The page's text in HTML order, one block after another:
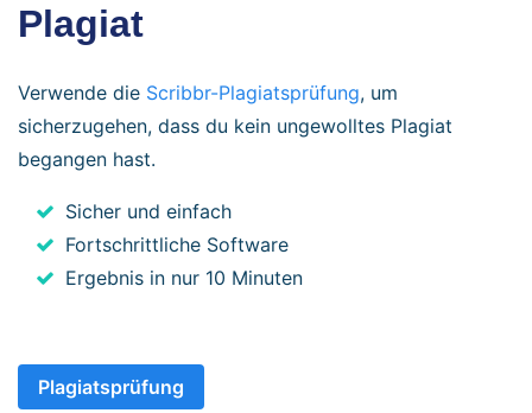
Plagiat
Verwende die Scribbr-Plagiatsprüfung, um
sicherzugehen, dass du kein ungewolltes Plagiat
begangen hast.
Sicher und einfach
Fortschrittliche Software
Ergebnis in nur 10 Minuten
Plagiatsprüfung